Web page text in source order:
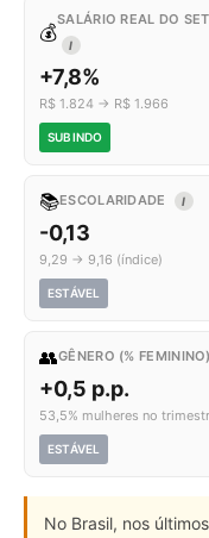
💰
SALÁRIO REAL DO
I
+7,8%
R$ 1.824 → R$ 1.966
SUBINDO
📚ESCOLARIDADE I
-0,13
9,29 → 9,16 (índice)
ESTÁVEL
👥GÊNERO (% FEMININO)
+0,5 p.p.
53,5% mulheres no
ESTÁVEL
No Brasil, nos